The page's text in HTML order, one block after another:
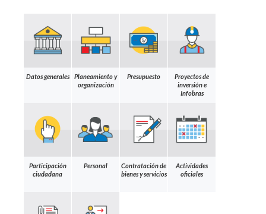
Datos generales
Planeamiento y
organización
Presupuesto
Proyectos de
inversión e
Infobras
Participación
ciudadana
Personal
Contratación de
bienes y servicios
Actividades
oficiales